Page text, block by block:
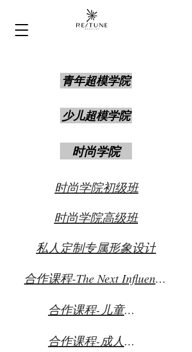
青年超模学院
少儿超模学院
时尚学院
时尚学院初级班
时尚学院高级班
私人定制专属形象设计
合作课程-The Next Influencer
合作课程-儿童体态矫正
合作课程-成人体态矫正